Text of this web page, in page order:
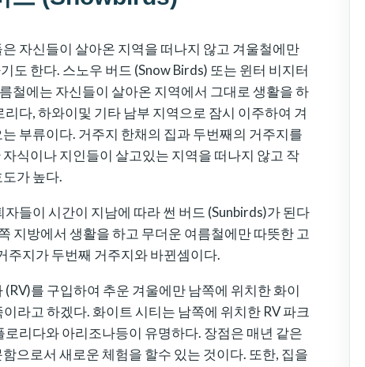
자신들이 살아온 지역을 떠나지 않고 겨울철에만
도 한다. 스노우 버드 (Snow Birds) 또는 윈터 비지터
철에는 자신들이 살아온 지역에서 그대로 생활을 하
다, 하와이및 기타 남부 지역으로 잠시 이주하여 겨
부류이다. 거주지 한채의 집과 두번째의 거주지를
식이나 지인들이 살고있는 지역을 떠나지 않고 작
가 높다.
들이 시간이 지남에 따라 썬 버드 (Sunbirds)가 된다
지방에서 생활을 하고 무더운 여름철에만 따뜻한 고
주지가 두번째 거주지와 바뀐셈이다.
를 구입하여 추운 겨울에만 남쪽에 위치한 화이
라고 하겠다. 화이트 시티는 남쪽에 위치한 RV 파크
리다와 아리조나등이 유명하다. 장점은 매년 같은
으로서 새로운 체험을 할수 있는 것이다. 또한, 집을